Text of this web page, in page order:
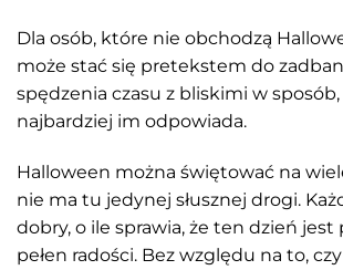
Dla osób, które nie obchodzą
może stać się pretekstem do
spędzenia czasu z bliskimi w
najbardziej im odpowiada.
Halloween można świętować na
nie ma tu jedynej słusznej drogi.
dobry, o ile sprawia, że ten dzień jest
pełen radości. Bez względu na to,